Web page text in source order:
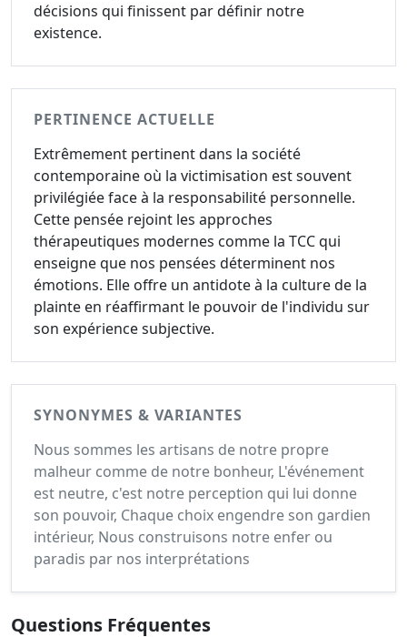
décisions qui finissent par définir notre
existence.
PERTINENCE ACTUELLE
Extrêmement pertinent dans la société
contemporaine où la victimisation est souvent
privilégiée face à la responsabilité personnelle.
Cette pensée rejoint les approches
thérapeutiques modernes comme la TCC qui
enseigne que nos pensées déterminent nos
émotions. Elle offre un antidote à la culture de la
plainte en réaffirmant le pouvoir de l'individu sur
son expérience subjective.
SYNONYMES & VARIANTES
Nous sommes les artisans de notre propre
malheur comme de notre bonheur, L'événement
est neutre, c'est notre perception qui lui donne
son pouvoir, Chaque choix engendre son gardien
intérieur, Nous construisons notre enfer ou
paradis par nos interprétations
Questions Fréquentes